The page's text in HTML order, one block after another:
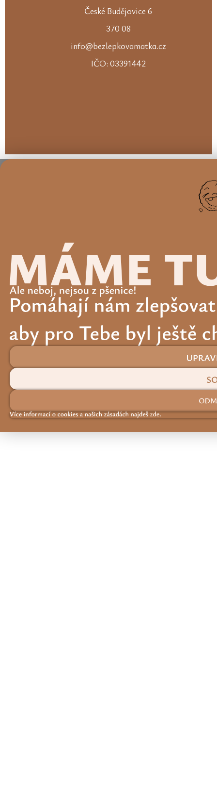
České Budějovice 6
370 08
info@bezlepkovamatka.cz
IČO: 03391442